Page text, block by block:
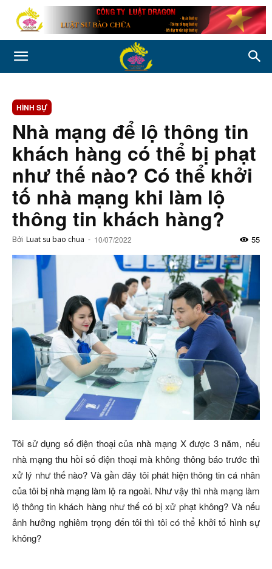
HÌNH SỰ
Nhà mạng để lộ thông tin
khách hàng có thể bị phạt
như thế nào? Có thể khởi
tố nhà mạng khi làm lộ
thông tin khách hàng?
Bởi Luat su bao chua - 10/07/2022 55
Tôi sử dụng số điện thoại của nhà mạng X được 3 năm, nếu
nhà mạng thu hồi số điện thoại mà không thông báo trước thì
xử lý như thế nào? Và gần đây tôi phát hiện thông tin cá nhân
của tôi bị nhà mạng làm lộ ra ngoài. Như vậy thì nhà mạng làm
lộ thông tin khách hàng như thế có bị xử phạt không? Và nếu
ảnh hưởng nghiêm trọng đến tôi thì tôi có thể khởi tố hình sự
không?